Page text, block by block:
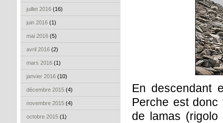
juillet 2016 (16)
juin 2016 (1)
mai 2016 (5)
avril 2016 (2)
mars 2016 (1)
janvier 2016 (10)
décembre 2015 (4)
novembre 2015 (4)
octobre 2015 (1)
En descendant
Perche est donc
de lamas